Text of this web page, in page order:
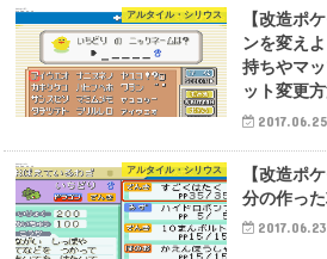
アルタイル・シリウス
【改造ポ
ンを変え
持ちやマ
ット変更方
2017.06.25
アルタイル・シリウス
【改造ポ
分の作っ
2017.06.23